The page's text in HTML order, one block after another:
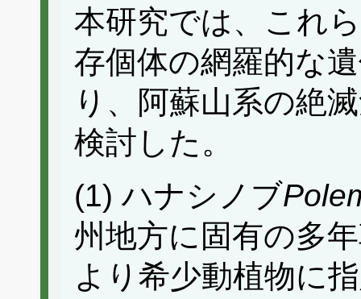
本研究では、これ
存個体の網羅的な
り、阿蘇山系の絶
検討した。
(1) ハナシノブ
州地方に固有の多
より希少動植物に